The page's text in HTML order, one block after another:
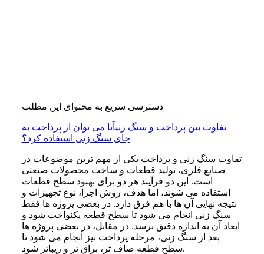
دسترسی سریع به محتوای این مطلب
تفاوت بین پرداخت و سنگ زنیآیا می توان از پرداخت به
جای سنگ زنی استفاده کرد؟
تفاوت سنگ زنی و پرداخت یکی از مهم ترین موضوعات در
صنایع فلزی، تولید قطعات و ساخت محصولات صنعتی
است. این دو فرآیند هر دو برای بهبود سطح قطعات
استفاده می شوند، اما هدف، روش اجرا، نوع تجهیزات و
نتیجه نهایی آن ها با هم فرق دارد. در بعضی پروژه ها فقط
سنگ زنی انجام می شود تا سطح قطعه یکنواخت شود و
ابعاد آن به اندازه دقیق برسد. در مقابل، در بعضی پروژه ها
بعد از سنگ زنی، مرحله پرداخت نیز انجام می شود تا
سطح قطعه صاف تر، براق تر و زیباتر شود.